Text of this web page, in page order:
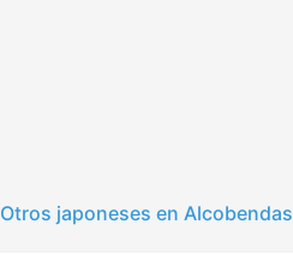
Otros japoneses en Alcobendas